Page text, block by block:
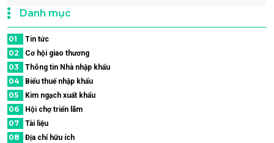
Danh mục
01 Tin tức
02 Cơ hội giao thương
03 Thông tin Nhà nhập khẩu
04 Biểu thuế nhập khẩu
05 Kim ngạch xuất khẩu
06 Hội chợ triển lãm
07 Tài liệu
08 Địa chỉ hữu ích